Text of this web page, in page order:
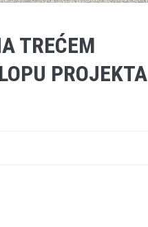
TREĆEM
PROJEKTA